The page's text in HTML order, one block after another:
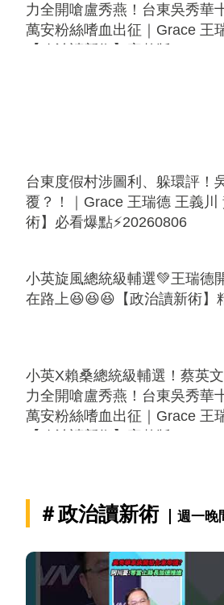
力全開嗆盧秀燕！台東吳秀華
萬安粉絲嗜血出征｜Grace 王
【政治讀新術】完整版
台東度假村涉圖利、躲環評！
覆？！｜Grace 王瑞德 王義川
術】必看爆點⚡20260806
小英旋風總統級輔選💚王瑞德
在路上😆😆😆【政治讀新術】
小英X賴桑總統級輔選！蔡英
力全開嗆盧秀燕！台東吳秀華
萬安粉絲嗜血出征｜Grace 王
【政治讀新術】完整版
＃政治讀新術 週一晚